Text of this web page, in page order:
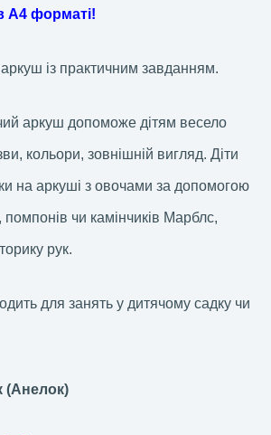
А4 форматі!
із практичним завданням.
аркуш допоможе дітям весело
кольори, зовнішній вигляд. Діти
на аркуші з овочами за допомогою
помпонів чи камінчиків Марблс,
рук.
для занять у дитячому садку чи
(Анелок)